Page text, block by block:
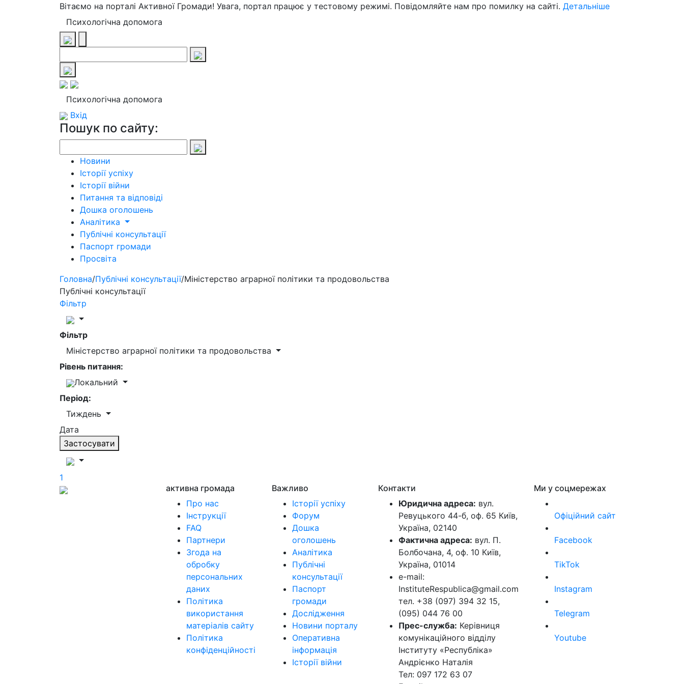
Вітаємо на порталі Активної Громади! Увага, портал працює у тестовому режимі. Повідомляйте нам про помилку на сайті. Детальніше
Психологічна допомога
Психологічна допомога
Вхід
Пошук по сайту:
Новини
Історії успіху
Історії війни
Питання та відповіді
Дошка оголошень
Аналітика
Публічні консультації
Паспорт громади
Просвіта
Головна/Публічні консультації/Міністерство аграрної політики та продовольства
Публічні консультації
Фільтр
Фільтр
Міністерство аграрної політики та продовольства
Рівень питання:
Локальний
Період:
Тиждень
Дата
Застосувати
1
активна громада
Про нас
Інструкції
FAQ
Партнери
Згода на
обробку
персональних
даних
Політика
використання
матеріалів сайту
Політика
конфіденційності
Важливо
Історії успіху
Форум
Дошка
оголошень
Аналітика
Публічні
консультації
Паспорт
громади
Дослідження
Новини порталу
Оперативна
інформація
Історії війни
Контакти
Юридична адреса: вул.
Ревуцького 44-б, оф. 65 Київ,
Україна, 02140
Фактична адреса: вул. П.
Болбочана, 4, оф. 10 Київ,
Україна, 01014
e-mail:
InstituteRespublica@gmail.com
тел. +38 (097) 394 32 15,
(095) 044 76 00
Прес-служба: Керівниця
комунікаційного відділу
Інституту «Республіка»
Андрієнко Наталія
Тел: 097 172 63 07
Ми у соцмережах
Офіційний сайт
Facebook
TikTok
Instagram
Telegram
Youtube